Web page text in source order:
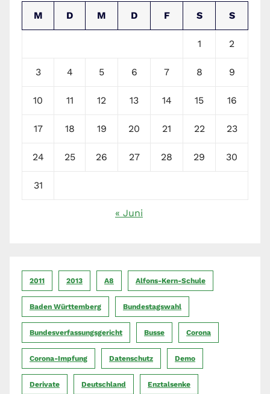
M D M D F S S
1 2
3 4 5 6 7 8 9
10 11 12 13 14 15 16
17 18 19 20 21 22 23
24 25 26 27 28 29 30
31
« Juni
2011 2013 A8 Alfons-Kern-Schule
Baden Württemberg Bundestagswahl
Bundesverfassungsgericht Busse Corona
Corona-Impfung Datenschutz Demo
Derivate Deutschland Enztalsenke